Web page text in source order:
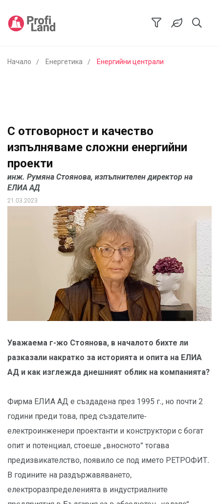
Начало Енергетика Енергийни централи
С отговорност и качество
изпълняваме сложни енергийни
проекти
инж. Румяна Стоянова, изпълнителен директор на
ЕЛИА АД
21.03.2023
Уважаема г-жо Стоянова, в началото бихте ли
разказали накратко за историята и опита на ЕЛИА
АД и как изглежда днешният облик на компанията?
Фирма ЕЛИА АД е създадена през 1995 г., но почти 2
години преди това, пред създателите-
електроинженери проектанти и конструктори с богат
опит и потенциал, стоеше „вносното“ тогава
предизвикателство, появило се под името РЕТРОФИТ.
В годините на раздържавяването,
електроразпределенията в индустриалните